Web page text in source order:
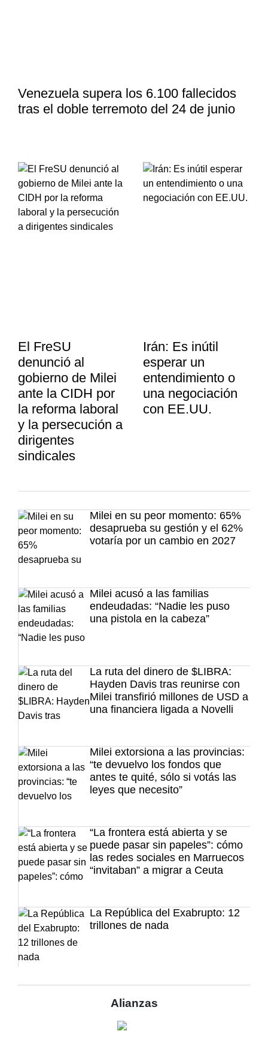
Venezuela supera los 6.100 fallecidos
tras el doble terremoto del 24 de junio
El FreSU
denunció al
gobierno de Milei
ante la CIDH por
la reforma laboral
y la persecución a
dirigentes
sindicales
Irán: Es inútil
esperar un
entendimiento o
una negociación
con EE.UU.
Milei en su peor momento: 65%
desaprueba su gestión y el 62%
votaría por un cambio en 2027
Milei acusó a las familias
endeudadas: “Nadie les puso
una pistola en la cabeza”
La ruta del dinero de $LIBRA:
Hayden Davis tras reunirse con
Milei transfirió millones de USD a
una financiera ligada a Novelli
Milei extorsiona a las provincias:
“te devuelvo los fondos que
antes te quité, sólo si votás las
leyes que necesito”
“La frontera está abierta y se
puede pasar sin papeles”: cómo
las redes sociales en Marruecos
“invitaban” a migrar a Ceuta
La República del Exabrupto: 12
trillones de nada
Alianzas